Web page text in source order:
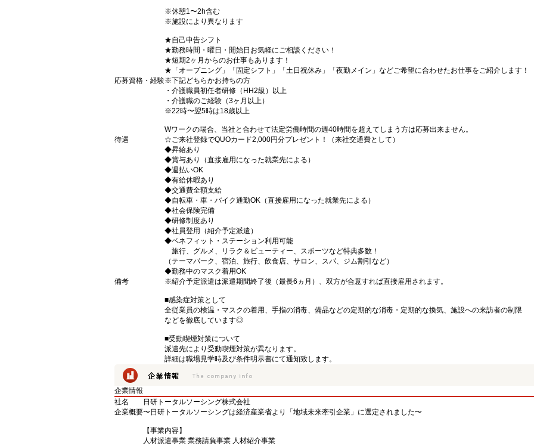
※休憩1〜2h含む
※施設により異なります
★自己申告シフト
★勤務時間・曜日・開始日お気軽にご相談ください！
★短期2ヶ月からのお仕事もあります！
★「オープニング」「固定シフト」「土日祝休み」「夜勤メイン」などご希望に合わせたお仕事をご紹介します！
応募資格・経験※下記どちらかお持ちの方
・介護職員初任者研修（HH2級）以上
・介護職のご経験（3ヶ月以上）
※22時〜翌5時は18歳以上
Wワークの場合、当社と合わせて法定労働時間の週40時間を超えてしまう方は応募出来ません。
待遇
☆ご来社登録でQUOカード2,000円分プレゼント！（来社交通費として）
◆昇給あり
◆賞与あり（直接雇用になった就業先による）
◆週払いOK
◆有給休暇あり
◆交通費全額支給
◆自転車・車・バイク通勤OK（直接雇用になった就業先による）
◆社会保険完備
◆研修制度あり
◆社員登用（紹介予定派遣）
◆ベネフィット・ステーション利用可能
旅行、グルメ、リラク＆ビューティー、スポーツなど特典多数！
（テーマパーク、宿泊、旅行、飲食店、サロン、スパ、ジム割引など）
◆勤務中のマスク着用OK
備考
※紹介予定派遣は派遣期間終了後（最長6ヵ月）、双方が合意すれば直接雇用されます。
■感染症対策として
全従業員の検温・マスクの着用、手指の消毒、備品などの定期的な消毒・定期的な換気、施設への来訪者の制限
などを徹底しています◎
■受動喫煙対策について
派遣先により受動喫煙対策が異なります。
詳細は職場見学時及び条件明示書にて通知致します。
企業情報
社名
日研トータルソーシング株式会社
企業概要〜日研トータルソーシングは経済産業省より「地域未来牽引企業」に選定されました〜
【事業内容】
人材派遣事業 業務請負事業 人材紹介事業